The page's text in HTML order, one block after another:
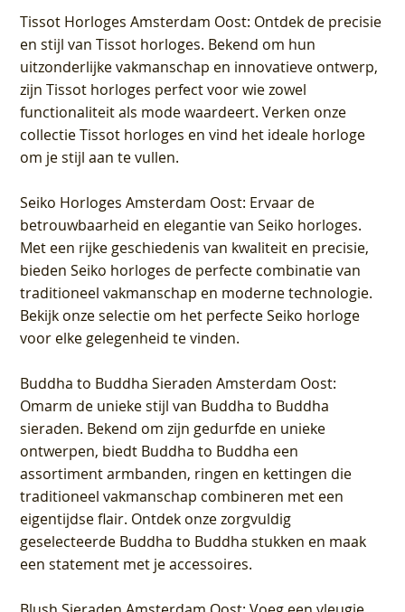
Tissot Horloges Amsterdam Oost: Ontdek de precisie
en stijl van Tissot horloges. Bekend om hun
uitzonderlijke vakmanschap en innovatieve ontwerp,
zijn Tissot horloges perfect voor wie zowel
functionaliteit als mode waardeert. Verken onze
collectie Tissot horloges en vind het ideale horloge
om je stijl aan te vullen.
Seiko Horloges Amsterdam Oost: Ervaar de
betrouwbaarheid en elegantie van Seiko horloges.
Met een rijke geschiedenis van kwaliteit en precisie,
bieden Seiko horloges de perfecte combinatie van
traditioneel vakmanschap en moderne technologie.
Bekijk onze selectie om het perfecte Seiko horloge
voor elke gelegenheid te vinden.
Buddha to Buddha Sieraden Amsterdam Oost:
Omarm de unieke stijl van Buddha to Buddha
sieraden. Bekend om zijn gedurfde en unieke
ontwerpen, biedt Buddha to Buddha een
assortiment armbanden, ringen en kettingen die
traditioneel vakmanschap combineren met een
eigentijdse flair. Ontdek onze zorgvuldig
geselecteerde Buddha to Buddha stukken en maak
een statement met je accessoires.